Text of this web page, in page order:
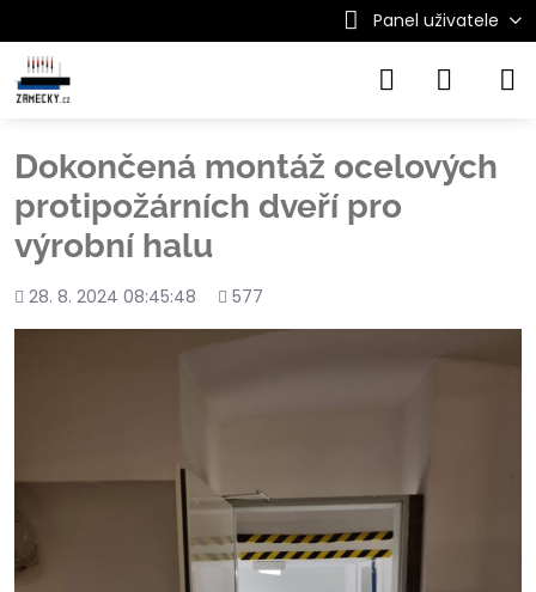
Panel uživatele
Dokončená montáž ocelových
protipožárních dveří pro
výrobní halu
Přidáno
28. 8. 2024 08:45:48
Počet
577